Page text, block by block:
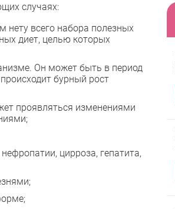
случаях:
нету всего набора полезных
диет, целью которых
Он может быть в период
бурный рост
проявляться изменениями
цирроза, гепатита,